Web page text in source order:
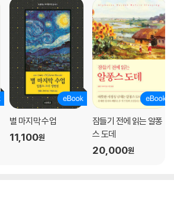
별 마지막 수업
11,100원
잠들기 전에 읽는 알퐁
스 도데
20,000원